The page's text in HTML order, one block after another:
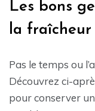
Les bons
la fraîcheur
Pas le temps ou
Découvrez ci-
pour conserver